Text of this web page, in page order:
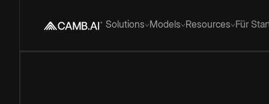
Solutions Models Resources Für